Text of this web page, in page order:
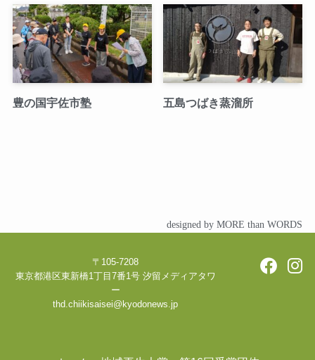
豊の国宇佐市塾 五島つばき蒸溜所
designed by MORE than WORDS
〒105-7208
東京都港区東新橋1丁目7番1号 汐留メディアタワ
ー
thd.chiikisaisei@kyodonews.jp